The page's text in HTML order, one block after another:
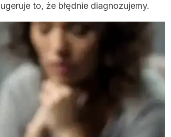
to, że błędnie diagnozujemy.